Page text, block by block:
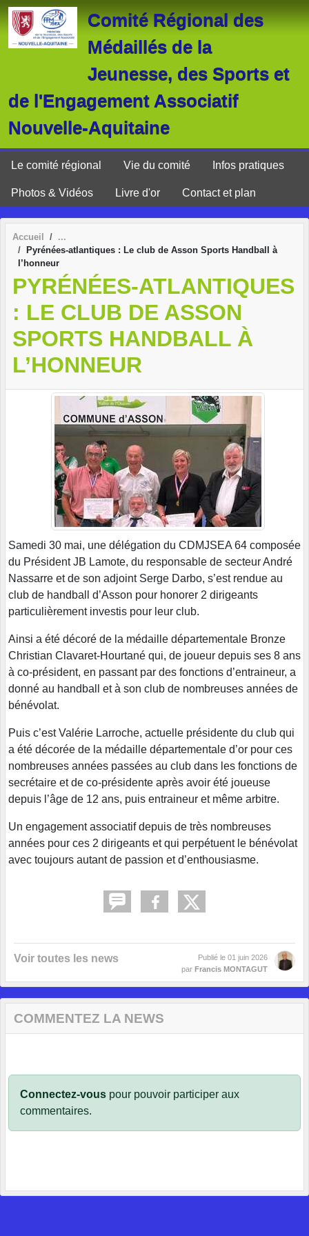
Comité Régional des
Médaillés de la
Jeunesse, des Sports et
de l'Engagement Associatif
Nouvelle-Aquitaine
Le comité régional Vie du comité Infos pratiques
Photos & Vidéos Livre d'or Contact et plan
Accueil
Pyrénées-atlantiques : Le club de Asson Sports Handball à
l’honneur
PYRÉNÉES-ATLANTIQUES
: LE CLUB DE ASSON
SPORTS HANDBALL À
L’HONNEUR
Samedi 30 mai, une délégation du CDMJSEA 64 composée
du Président JB Lamote, du responsable de secteur André
Nassarre et de son adjoint Serge Darbo, s’est rendue au
club de handball d’Asson pour honorer 2 dirigeants
particulièrement investis pour leur club.
Ainsi a été décoré de la médaille départementale Bronze
Christian Clavaret-Hourtané qui, de joueur depuis ses 8 ans
à co-président, en passant par des fonctions d’entraineur, a
donné au handball et à son club de nombreuses années de
bénévolat.
Puis c’est Valérie Larroche, actuelle présidente du club qui
a été décorée de la médaille départementale d’or pour ces
nombreuses années passées au club dans les fonctions de
secrétaire et de co-présidente après avoir été joueuse
depuis l’âge de 12 ans, puis entraineur et même arbitre.
Un engagement associatif depuis de très nombreuses
années pour ces 2 dirigeants et qui perpétuent le bénévolat
avec toujours autant de passion et d’enthousiasme.
Voir toutes les news Publié le 01 juin 2026
par Francis MONTAGUT
COMMENTEZ LA NEWS
Connectez-vous pour pouvoir participer aux
commentaires.
Panneau de gestion des cookies